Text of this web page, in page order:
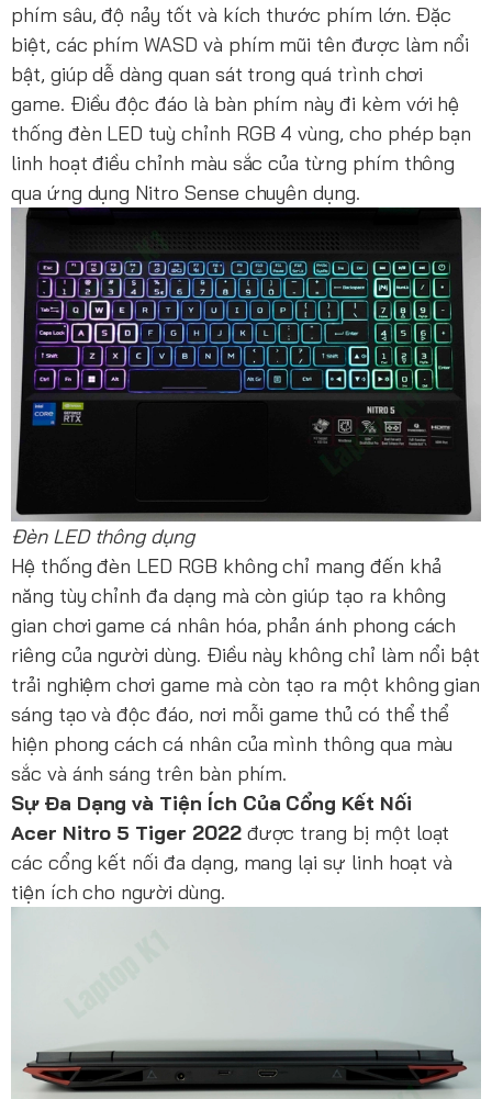
phím sâu, độ nảy tốt và kích thước phím lớn. Đặc
biệt, các phím WASD và phím mũi tên được làm nổi
bật, giúp dễ dàng quan sát trong quá trình chơi
game. Điều độc đáo là bàn phím này đi kèm với hệ
thống đèn LED tuỳ chỉnh RGB 4 vùng, cho phép bạn
linh hoạt điều chỉnh màu sắc của từng phím thông
qua ứng dụng Nitro Sense chuyên dụng.
Đèn LED thông dụng
Hệ thống đèn LED RGB không chỉ mang đến khả
năng tùy chỉnh đa dạng mà còn giúp tạo ra không
gian chơi game cá nhân hóa, phản ánh phong cách
riêng của người dùng. Điều này không chỉ làm nổi bật
trải nghiệm chơi game mà còn tạo ra một không gian
sáng tạo và độc đáo, nơi mỗi game thủ có thể thể
hiện phong cách cá nhân của mình thông qua màu
sắc và ánh sáng trên bàn phím.
Sự Đa Dạng và Tiện Ích Của Cổng Kết Nối
Acer Nitro 5 Tiger 2022được trang bị một loạt
các cổng kết nối đa dạng, mang lại sự linh hoạt và
tiện ích cho người dùng.